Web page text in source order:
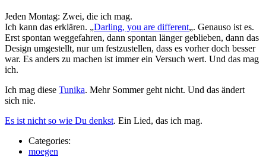
Jeden Montag: Zwei, die ich mag.
Ich kann das erklären. „Darling, you are different„. Genauso ist es.
Erst spontan weggefahren, dann spontan länger geblieben, dann das
Design umgestellt, nur um festzustellen, dass es vorher doch besser
war. Es anders zu machen ist immer ein Versuch wert. Und das mag
ich.
Ich mag diese Tunika. Mehr Sommer geht nicht. Und das ändert
sich nie.
Es ist nicht so wie Du denkst. Ein Lied, das ich mag.
Categories:
moegen